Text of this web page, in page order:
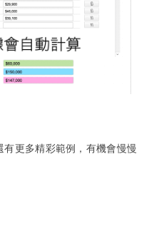
更多精彩範例，有機會慢慢